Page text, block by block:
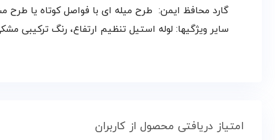
گارد محافظ ايمن: طرح میله ای با فواصل کوتاه یا طرح
سایر ویژگیها: لوله استیل تنظیم ارتفاع، رنگ ترکیبی
امتیاز دریافتی محصول از کاربران